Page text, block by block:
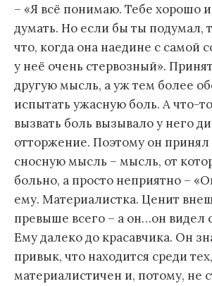
– «Я всё понимаю. Тебе хорошо
думать. Но если бы ты подумал,
что, когда она наедине с самой
у неё очень стервозный».
другую мысль, а уж тем более
испытать ужасную боль. А что-
вызвать боль вызывало у него
отторжение. Поэтому он принял
сносную мысль – мысль, от
больно, а просто неприятно –
ему. Материалистка. Ценит
превыше всего – а он…он видел
Ему далеко до красавчика. Он
привык, что находится среди
материалистичен и, потому, не